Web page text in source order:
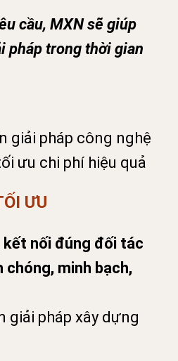
cầu, MXN sẽ giúp
pháp trong thời gian
ƯU
kết nối đúng đối tác
chóng, minh bạch,
giải pháp xây dựng